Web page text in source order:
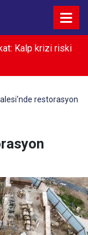
Eski araçlara
restorasyon